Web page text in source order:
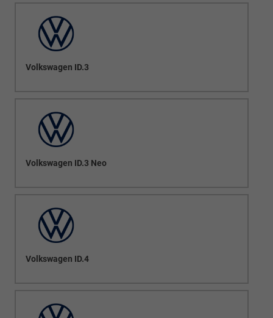
Volkswagen ID.3
Volkswagen ID.3 Neo
Volkswagen ID.4